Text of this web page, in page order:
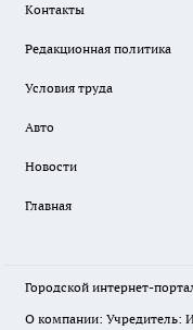
Контакты
Редакционная политика
Условия труда
Авто
Новости
Главная
Городской интернет-
О компании: Учредитель: